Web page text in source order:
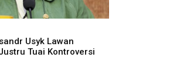
Usyk Lawan
Tuai Kontroversi